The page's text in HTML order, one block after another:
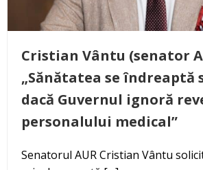
Cristian Vântu (senator
„Sănătatea se îndreaptă
dacă Guvernul ignoră
personalului medical”
Senatorul AUR Cristian Vântu